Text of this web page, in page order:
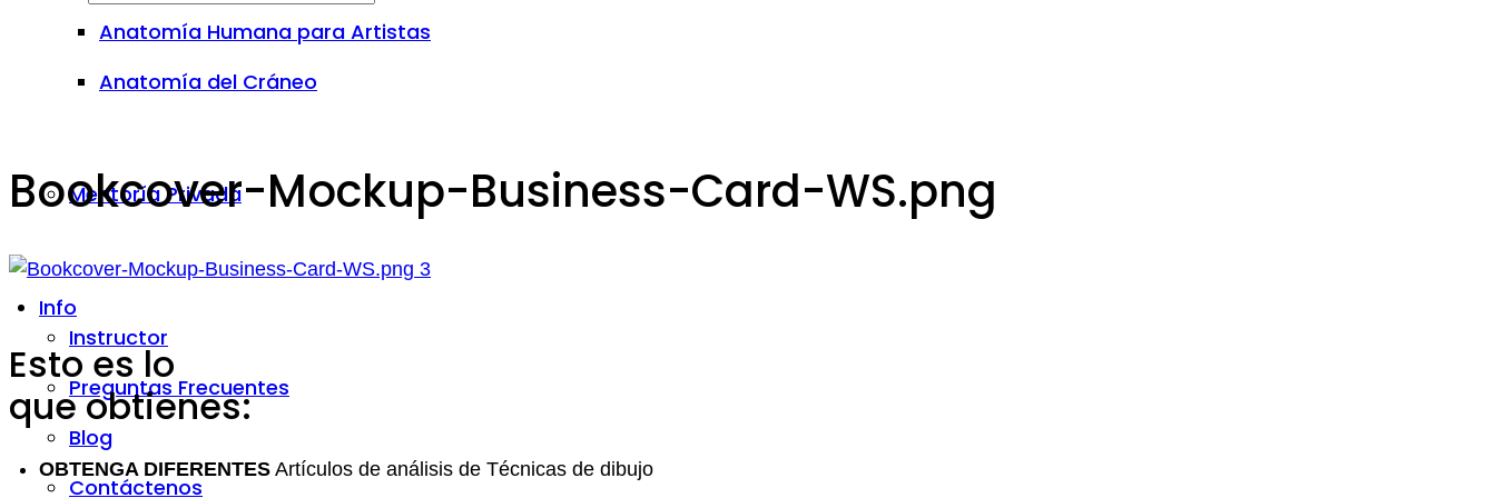
Anatomía Humana para Artistas
Anatomía del Cráneo
Mentoría Privada
Info
Instructor
Preguntas Frecuentes
Blog
Contáctenos
Bookcover-Mockup-Business-Card-WS.png
Esto es lo
que obtienes:
OBTENGA DIFERENTES Artículos de análisis de Técnicas de dibujo